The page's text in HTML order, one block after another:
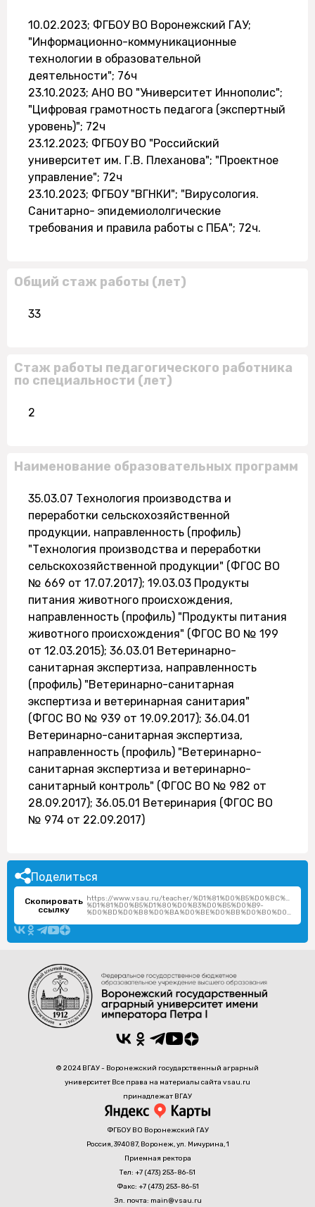
10.02.2023; ФГБОУ ВО Воронежский ГАУ;
"Информационно-коммуникационные
технологии в образовательной
деятельности"; 76ч
23.10.2023; АНО ВО "Университет Иннополис";
"Цифровая грамотность педагога (экспертный
уровень)"; 72ч
23.12.2023; ФГБОУ ВО "Российский
университет им. Г.В. Плеханова"; "Проектное
управление"; 72ч
23.10.2023; ФГБОУ "ВГНКИ"; "Вирусология.
Санитарно- эпидемиололгические
требования и правила работы с ПБА"; 72ч.
Общий стаж работы (лет)
33
Стаж работы педагогического работника
по специальности (лет)
2
Наименование образовательных программ
35.03.07 Технология производства и
переработки сельскохозяйственной
продукции, направленность (профиль)
"Технология производства и переработки
сельскохозяйственной продукции" (ФГОС ВО
№ 669 от 17.07.2017); 19.03.03 Продукты
питания животного происхождения,
направленность (профиль) "Продукты питания
животного происхождения" (ФГОС ВО № 199
от 12.03.2015); 36.03.01 Ветеринарно-
санитарная экспертиза, направленность
(профиль) "Ветеринарно-санитарная
экспертиза и ветеринарная санитария"
(ФГОС ВО № 939 от 19.09.2017); 36.04.01
Ветеринарно-санитарная экспертиза,
направленность (профиль) "Ветеринарно-
санитарная экспертиза и ветеринарно-
санитарный контроль" (ФГОС ВО № 982 от
28.09.2017); 36.05.01 Ветеринария (ФГОС ВО
№ 974 от 22.09.2017)
Поделиться
Скопировать
ссылку
https://www.vsau.ru/teacher/
%D1%81%D0%B5%D1%80%D0%B3%D0%B5%D0%B9-
%D0%BD%D0%B8%D0%BA%D0%BE%D0%BB%D0%B0%D0%B5%D0%B2%D0%B8%D1%87/
© 2024 ВГАУ - Воронежский государственный аграрный
университет Все права на материалы сайта vsau.ru
принадлежат ВГАУ
ФГБОУ ВО Воронежский ГАУ
Россия, 394087, Воронеж, ул. Мичурина, 1
Приемная ректора
Тел: +7 (473) 253-86-51
Факс: +7 (473) 253-86-51
Эл. почта: main@vsau.ru